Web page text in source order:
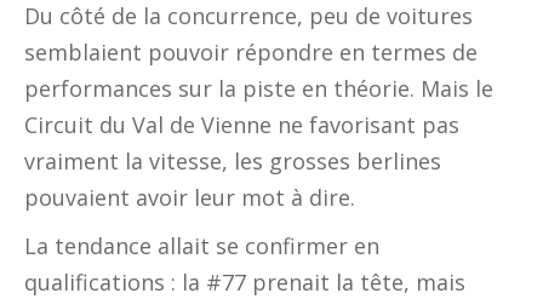
Du côté de la concurrence, peu de voitures
semblaient pouvoir répondre en termes de
performances sur la piste en théorie. Mais le
Circuit du Val de Vienne ne favorisant pas
vraiment la vitesse, les grosses berlines
pouvaient avoir leur mot à dire.
La tendance allait se confirmer en
qualifications : la #77 prenait la tête, mais